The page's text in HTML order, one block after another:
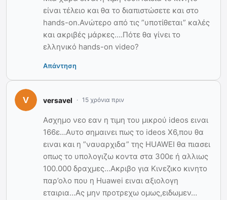
είναι τέλειο και θα το διαπιστώσετε και στο
hands-on.Ανώτερο από τις ”υποτίθεται” καλές
και ακριβές μάρκες….Πότε θα γίνει το
ελληνικό hands-on video?
Απάντηση
versavel 15 χρόνια πριν
Ασχημο νεο εαν η τιμη του μικρού ideos ειναι
166ε…Αυτο σημαινει πως το ideos X6,που θα
ειναι και η ”ναυαρχιδα” της HUAWEI θα πιασει
οπως το υπολογιζω κοντα στα 300ε ή αλλιως
100.000 δραχμες…Ακριβο για Κινεζικο κινητο
παρ’ολο που η Huawei ειναι αξιολογη
εταιρια…Ας μην προτρεχω ομως,ειδωμεν…